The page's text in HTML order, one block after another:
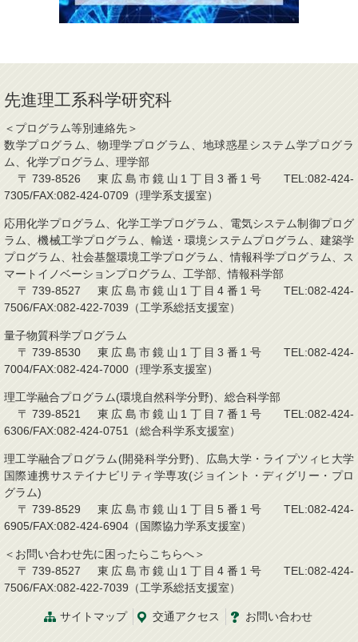
先進理工系科学研究科
＜プログラム等別連絡先＞
数学プログラム、物理学プログラム、地球惑星システム学プログラ
ム、化学プログラム、理学部
〒739-8526 東広島市鏡山1丁目3番1号 TEL:082-424-
7305/FAX:082-424-0709（理学系支援室）
応用化学プログラム、化学工学プログラム、電気システム制御プログ
ラム、機械工学プログラム、輸送・環境システムプログラム、建築学
プログラム、社会基盤環境工学プログラム、情報科学プログラム、ス
マートイノベーションプログラム、工学部、情報科学部
〒739-8527 東広島市鏡山1丁目4番1号 TEL:082-424-
7506/FAX:082-422-7039（工学系総括支援室）
量子物質科学プログラム
〒739-8530 東広島市鏡山1丁目3番1号 TEL:082-424-
7004/FAX:082-424-7000（理学系支援室）
理工学融合プログラム(環境自然科学分野)、総合科学部
〒739-8521 東広島市鏡山1丁目7番1号 TEL:082-424-
6306/FAX:082-424-0751（総合科学系支援室）
理工学融合プログラム(開発科学分野)、広島大学・ライプツィヒ大学
国際連携サステイナビリティ学専攻(ジョイント・ディグリー・プロ
グラム)
〒739-8529 東広島市鏡山1丁目5番1号 TEL:082-424-
6905/FAX:082-424-6904（国際協力学系支援室）
＜お問い合わせ先に困ったらこちらへ＞
〒739-8527 東広島市鏡山1丁目4番1号 TEL:082-424-
7506/FAX:082-422-7039（工学系総括支援室）
サイトマップ 交通アクセス お問い合わせ